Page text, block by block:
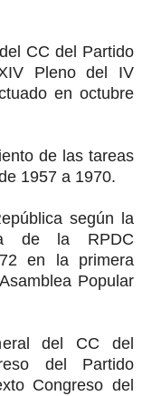
CC del Partido
Pleno del IV
en octubre
de las tareas
1957 a 1970.
según la
de la RPDC
en la primera
Popular
del CC del
del Partido
Congreso del